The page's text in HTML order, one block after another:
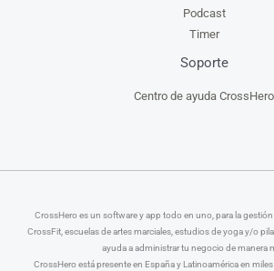
Podcast
Timer
Soporte
Centro de ayuda CrossHero
CrossHero es un software y app todo en uno, para la
CrossFit, escuelas de artes marciales, estudios de yoga y/o
ayuda a administrar tu negocio de manera
CrossHero está presente en España y Latinoamérica en